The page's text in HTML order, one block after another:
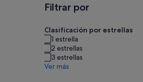
Filtrar por
Clasificación por estrellas
1 estrella
2 estrellas
3 estrellas
Ver más